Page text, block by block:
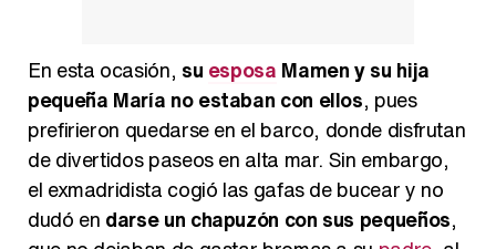
En esta ocasión, su esposa Mamen y su hija
pequeña María no estaban con ellos, pues
prefirieron quedarse en el barco, donde disfrutan
de divertidos paseos en alta mar. Sin embargo,
el exmadridista cogió las gafas de bucear y no
dudó en darse un chapuzón con sus pequeños,